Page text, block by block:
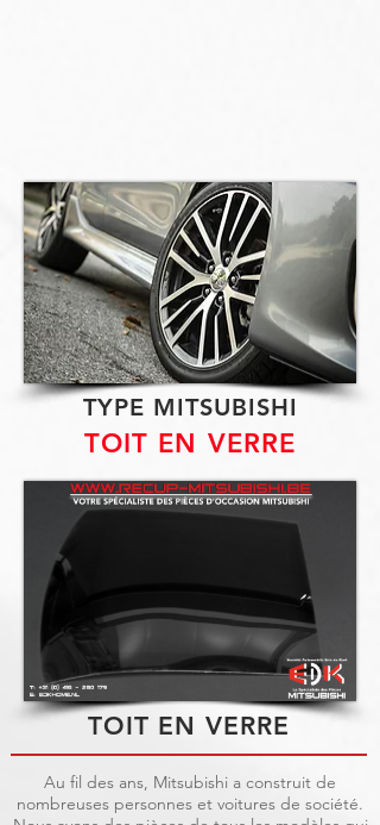
TYPE MITSUBISHI
TOIT EN VERRE
TOIT EN VERRE
Au fil des ans, Mitsubishi a construit de
nombreuses personnes et voitures de société.